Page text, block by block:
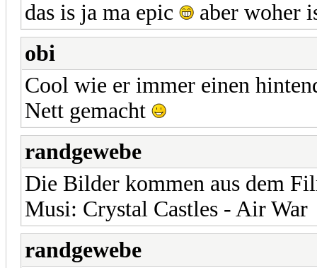
das is ja ma epic
aber woher
obi
Cool wie er immer einen
Nett gemacht
randgewebe
Die Bilder kommen aus dem
Musi: Crystal Castles - Air War
randgewebe